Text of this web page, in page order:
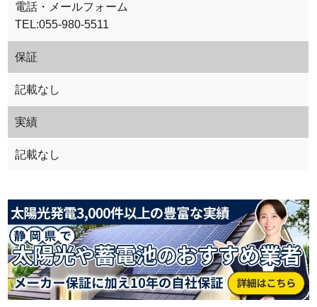
電話・メールフォーム
TEL:055-980-5511
保証
記載なし
実績
記載なし